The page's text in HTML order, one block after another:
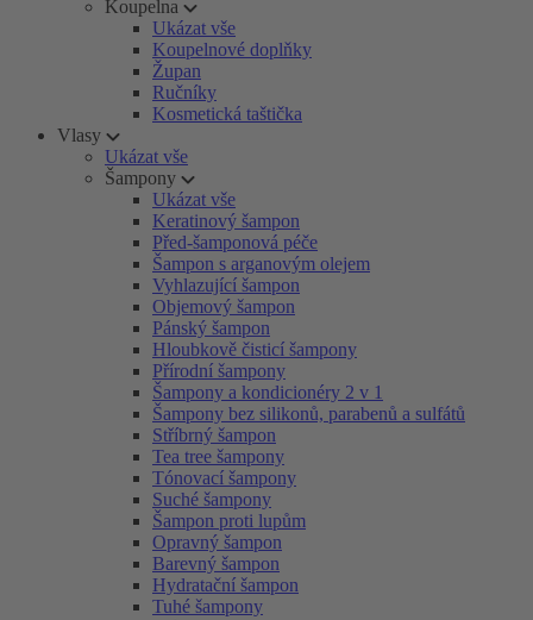
Koupelna
Ukázat vše
Koupelnové doplňky
Župan
Ručníky
Kosmetická taštička
Vlasy
Ukázat vše
Šampony
Ukázat vše
Keratinový šampon
Před-šamponová péče
Šampon s arganovým olejem
Vyhlazující šampon
Objemový šampon
Pánský šampon
Hloubkově čisticí šampony
Přírodní šampony
Šampony a kondicionéry 2 v 1
Šampony bez silikonů, parabenů a sulfátů
Stříbrný šampon
Tea tree šampony
Tónovací šampony
Suché šampony
Šampon proti lupům
Opravný šampon
Barevný šampon
Hydratační šampon
Tuhé šampony